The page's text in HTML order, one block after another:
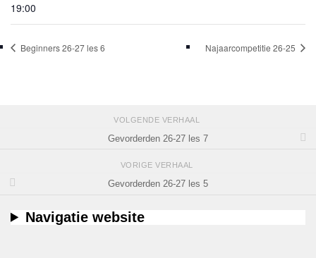
19:00
Beginners 26-27 les 6 Najaarcompetitie 26-25
VOLGENDE VERHAAL
Gevorderden 26-27 les 7
VORIGE VERHAAL
Gevorderden 26-27 les 5
Navigatie website